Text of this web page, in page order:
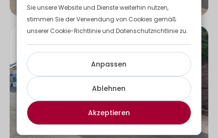
Bereitstellung eines 30m3 großen Containers
Sie unsere Website und Dienste weiterhin nutzen,
stimmen Sie der Verwendung von Cookies gemäß
unserer Cookie-Richtlinie und Datenschutzrichtlinie zu.
Akzeptieren
Ablehnen
Anpassen